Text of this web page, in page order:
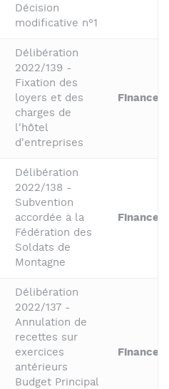
Décision
modificative n°1
Délibération
2022/139 -
Fixation des
loyers et des
charges de
l'hôtel
d'entreprises
Finances
Délibération
2022/138 -
Subvention
accordée à la
Fédération des
Soldats de
Montagne
Finances
Délibération
2022/137 -
Annulation de
recettes sur
exercices
antérieurs
Budget Principal
Finances